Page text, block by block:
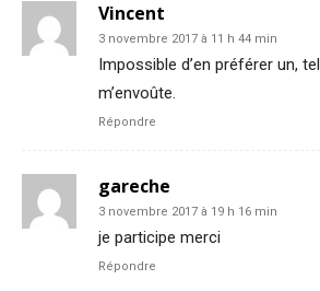
Vincent
3 novembre 2017 à 11 h 44 min
Impossible d’en préférer un,
m’envoûte.
Répondre
gareche
3 novembre 2017 à 19 h 16 min
je participe merci
Répondre